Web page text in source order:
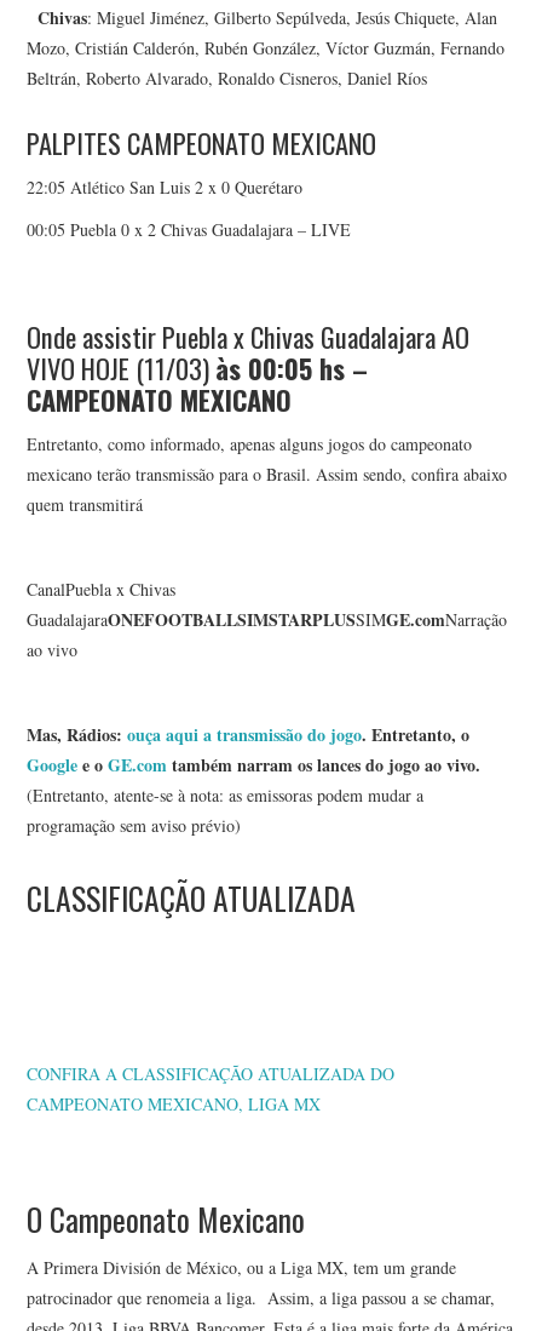
Chivas: Miguel Jiménez, Gilberto Sepúlveda, Jesús Chiquete, Alan
Mozo, Cristián Calderón, Rubén González, Víctor Guzmán, Fernando
Beltrán, Roberto Alvarado, Ronaldo Cisneros, Daniel Ríos
PALPITES CAMPEONATO MEXICANO
22:05 Atlético San Luis 2 x 0 Querétaro
00:05 Puebla 0 x 2 Chivas Guadalajara – LIVE
Onde assistir Puebla x Chivas Guadalajara AO
VIVO HOJE (11/03)às 00:05 hs –
CAMPEONATO MEXICANO
Entretanto, como informado, apenas alguns jogos do campeonato
mexicano terão transmissão para o Brasil. Assim sendo, confira abaixo
quem transmitirá
CanalPuebla x Chivas
GuadalajaraONEFOOTBALLSIMSTARPLUSSIMGE.comNarração
ao vivo
Mas, Rádios:ouça aqui a transmissão do jogo. Entretanto, o
Googlee oGE.comtambém narram os lances do jogo ao vivo.
(Entretanto, atente-se à nota: as emissoras podem mudar a
programação sem aviso prévio)
CLASSIFICAÇÃO ATUALIZADA
CONFIRA A CLASSIFICAÇÃO ATUALIZADA DO
CAMPEONATO MEXICANO, LIGA MX
O Campeonato Mexicano
A Primera División de México, ou a Liga MX, tem um grande
patrocinador que renomeia a liga. Assim, a liga passou a se chamar,